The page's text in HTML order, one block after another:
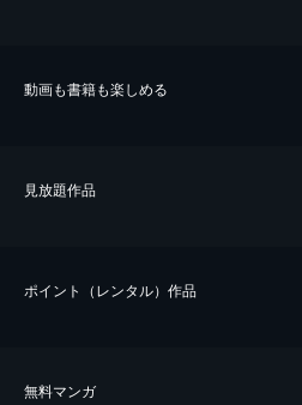
動画も書籍も楽しめる
⾒放題作品
ポイント（レンタル）作品
無料マンガ